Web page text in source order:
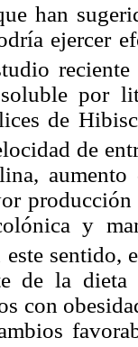
han
ejercer
reciente
por
de
de
producción
y
este sentido,
de la
con